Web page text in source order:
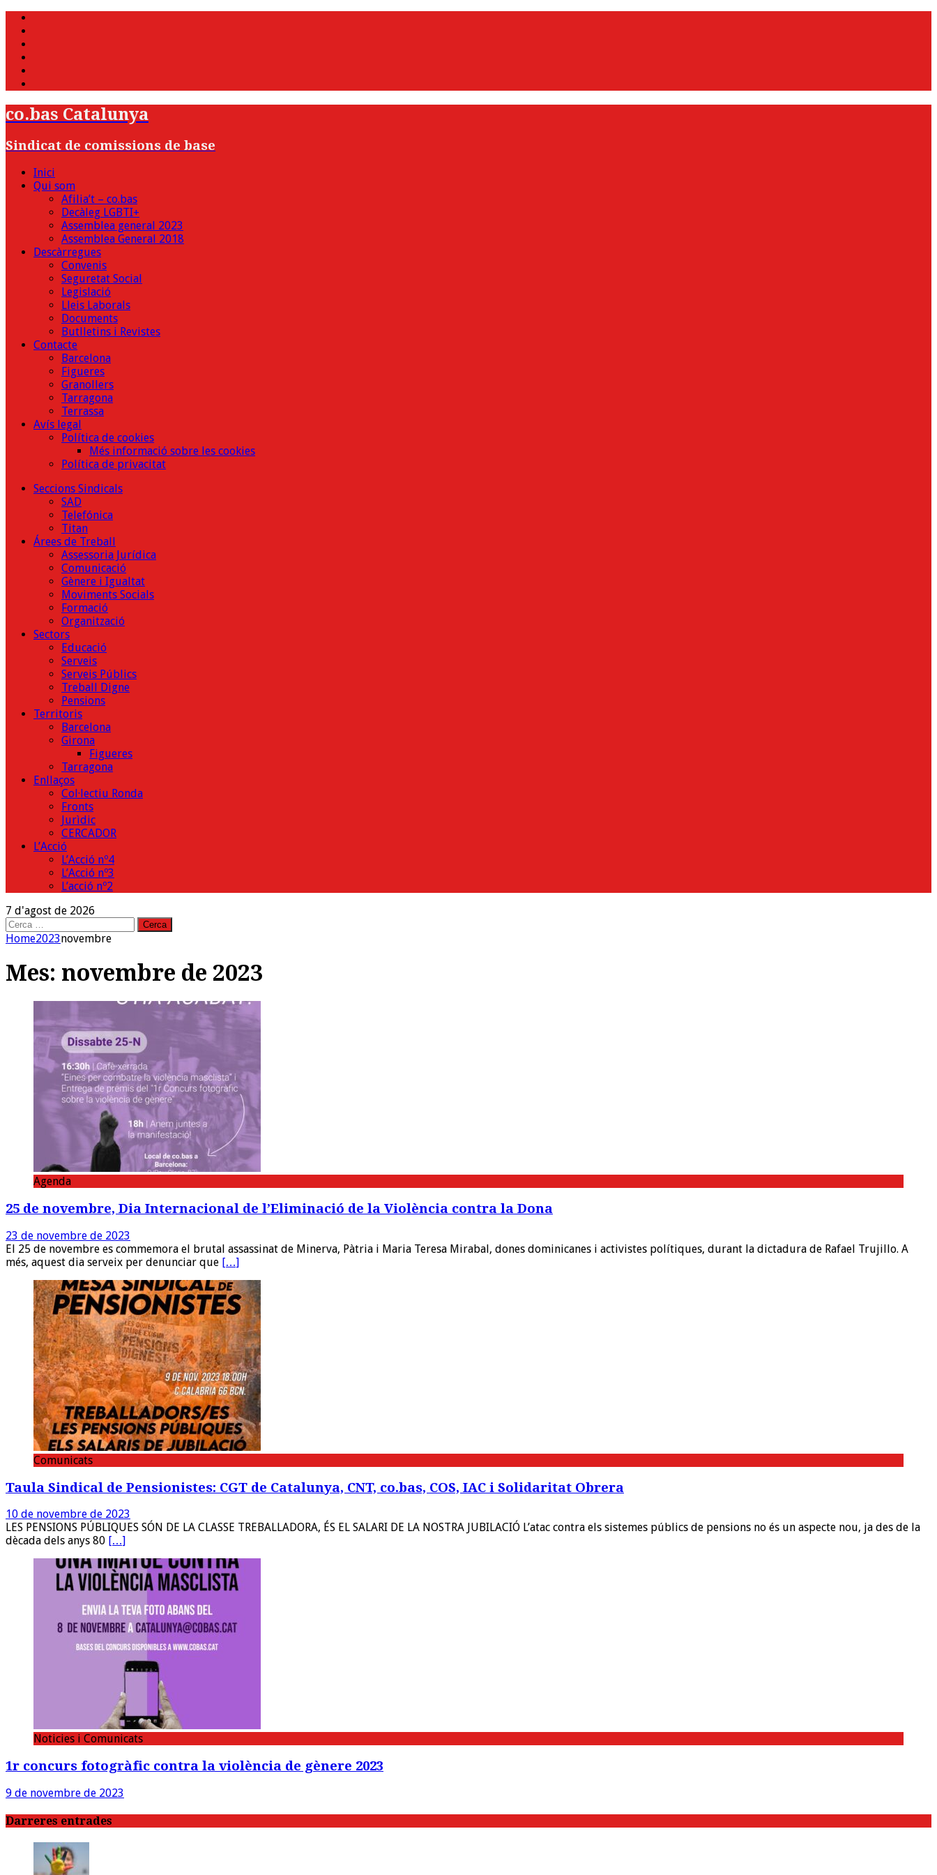
co.bas Catalunya
Sindicat de comissions de base
Inici
Qui som
Afilia’t – co.bas
Decàleg LGBTI+
Assemblea general 2023
Assemblea General 2018
Descàrregues
Convenis
Seguretat Social
Legislació
Lleis Laborals
Documents
Butlletins i Revistes
Contacte
Barcelona
Figueres
Granollers
Tarragona
Terrassa
Avís legal
Política de cookies
Més informació sobre les cookies
Política de privacitat
Seccions Sindicals
SAD
Telefónica
Titan
Árees de Treball
Assessoria Jurídica
Comunicació
Gènere i Igualtat
Moviments Socials
Formació
Organització
Sectors
Educació
Serveis
Serveis Públics
Treball Digne
Pensions
Territoris
Barcelona
Girona
Figueres
Tarragona
Enllaços
Col·lectiu Ronda
Fronts
Jurìdic
CERCADOR
L’Acció
L’Acció nº4
L’Acció nº3
L’acció nº2
7 d'agost de 2026
Cerca:
Home2023novembre
Mes: novembre de 2023
Agenda
25 de novembre, Dia Internacional de l’Eliminació de la Violència contra la Dona
23 de novembre de 2023
El 25 de novembre es commemora el brutal assassinat de Minerva, Pàtria i Maria Teresa Mirabal, dones dominicanes i activistes polítiques, durant la dictadura de Rafael Trujillo. A
més, aquest dia serveix per denunciar que […]
Comunicats
Taula Sindical de Pensionistes: CGT de Catalunya, CNT, co.bas, COS, IAC i Solidaritat Obrera
10 de novembre de 2023
LES PENSIONS PÚBLIQUES SÓN DE LA CLASSE TREBALLADORA, ÉS EL SALARI DE LA NOSTRA JUBILACIÓ L’atac contra els sistemes públics de pensions no és un aspecte nou, ja des de la
dècada dels anys 80 […]
Noticies i Comunicats
1r concurs fotogràfic contra la violència de gènere 2023
9 de novembre de 2023
Darreres entrades